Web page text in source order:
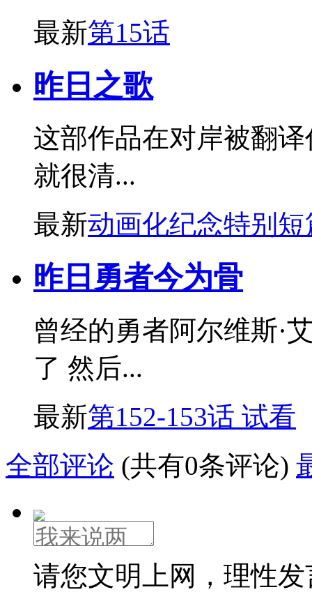
最新第15话
昨日之歌
这部作品在对岸被翻
就很清...
最新动画化纪念特别短
昨日勇者今为骨
曾经的勇者阿尔维斯·
了 然后...
最新第152-153话 试看
全部评论 (共有0条评论)
请您文明上网，理性